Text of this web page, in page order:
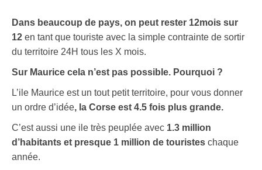
Dans beaucoup de pays, on peut rester 12mois sur
12 en tant que touriste avec la simple contrainte de sortir
du territoire 24H tous les X mois.
Sur Maurice cela n’est pas possible. Pourquoi ?
L’ile Maurice est un tout petit territoire, pour vous donner
un ordre d’idée, la Corse est 4.5 fois plus grande.
C’est aussi une ile très peuplée avec 1.3 million
d’habitants et presque 1 million de touristes chaque
année.